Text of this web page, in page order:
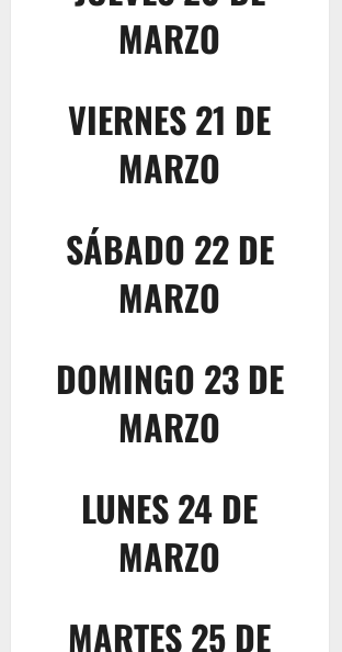
MARZO
VIERNES 21 DE
MARZO
SÁBADO 22 DE
MARZO
DOMINGO 23 DE
MARZO
LUNES 24 DE
MARZO
MARTES 25 DE